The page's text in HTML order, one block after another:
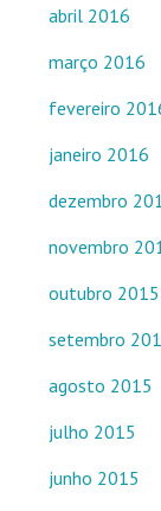
abril 2016
março 2016
fevereiro
janeiro 2016
dezembro
novembro
outubro 2015
setembro
agosto 2015
julho 2015
junho 2015